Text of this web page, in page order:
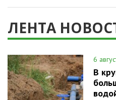
ЛЕНТА
6
В